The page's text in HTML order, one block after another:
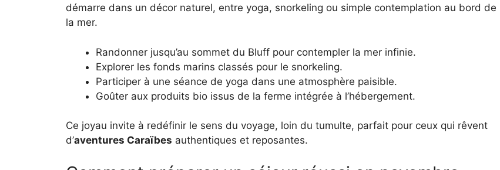
démarre dans un décor naturel, entre yoga, snorkeling ou simple contemplation au bord de
la mer.
Randonner jusqu’au sommet du Bluff pour contempler la mer infinie.
Explorer les fonds marins classés pour le snorkeling.
Participer à une séance de yoga dans une atmosphère paisible.
Goûter aux produits bio issus de la ferme intégrée à l’hébergement.
Ce joyau invite à redéfinir le sens du voyage, loin du tumulte, parfait pour ceux qui rêvent
d’aventures Caraïbes authentiques et reposantes.